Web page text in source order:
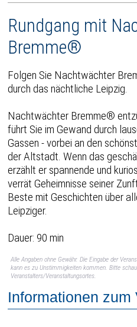
Rundgang mit
Bremme®
Folgen Sie Nachtwächter
durch das nächtliche Leipzig.
Nachtwächter Bremme®
führt Sie im Gewand durch
Gassen - vorbei an den
der Altstadt. Wenn das
erzählt er spannende und
verrät Geheimnisse seiner
Beste mit Geschichten über
Leipziger.
Dauer: 90 min
Alle Angaben ohne Gewähr. Die Eingabe der
kann es zu Unstimmigkeiten kommen. Bitte
Veranstalters/Veranstaltungsortes.
Informationen zum